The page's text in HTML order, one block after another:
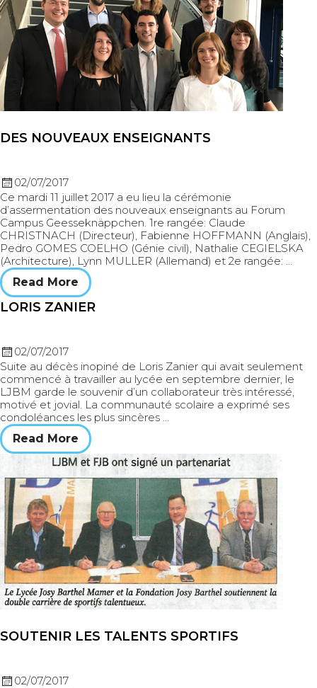
DES NOUVEAUX ENSEIGNANTS
02/07/2017
Ce mardi 11 juillet 2017 a eu lieu la cérémonie
d’assermentation des nouveaux enseignants au Forum
Campus Geesseknäppchen. 1re rangée: Claude
CHRISTNACH (Directeur), Fabienne HOFFMANN (Anglais),
Pedro GOMES COELHO (Génie civil), Nathalie CEGIELSKA
(Architecture), Lynn MULLER (Allemand) et 2e rangée: …
Read More
LORIS ZANIER
02/07/2017
Suite au décès inopiné de Loris Zanier qui avait seulement
commencé à travailler au lycée en septembre dernier, le
LJBM garde le souvenir d’un collaborateur très intéressé,
motivé et jovial. La communauté scolaire a exprimé ses
condoléances les plus sincères …
Read More
SOUTENIR LES TALENTS SPORTIFS
02/07/2017